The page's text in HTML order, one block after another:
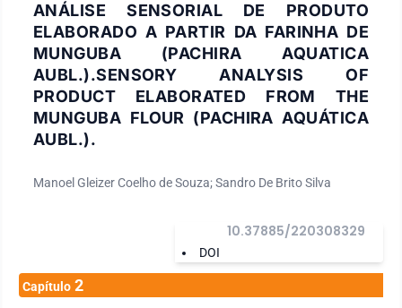
ANÁLISE SENSORIAL DE PRODUTO
ELABORADO A PARTIR DA FARINHA DE
MUNGUBA (PACHIRA AQUATICA
AUBL.).SENSORY ANALYSIS OF
PRODUCT ELABORATED FROM THE
MUNGUBA FLOUR (PACHIRA AQUÁTICA
AUBL.).
Manoel Gleizer Coelho de Souza; Sandro De Brito Silva
DOI
10.37885/220308329
Capítulo 2